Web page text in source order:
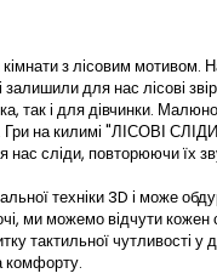
з лісовим мотивом.
залишили для нас лісові
так і для дівчинки.
на килимі "ЛІСОВІ
сліди, повторюючи їх
техніки 3D і може
ми можемо відчути
тактильної чутливості
комфорту.